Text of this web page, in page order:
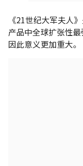
《21世纪大军夫人
产品中全球扩张性
因此意义更加重大。